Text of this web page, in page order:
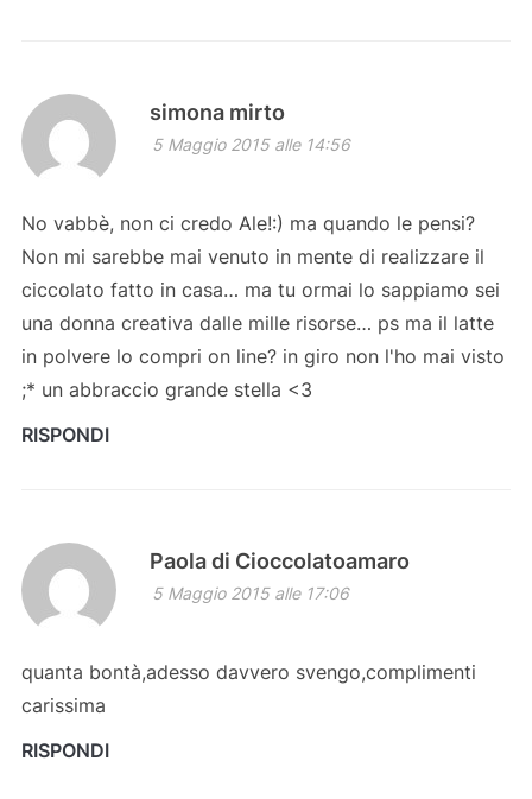
simona mirto
5 Maggio 2015 alle 14:56
No vabbè, non ci credo Ale!:) ma quando le pensi?
Non mi sarebbe mai venuto in mente di realizzare il
ciccolato fatto in casa… ma tu ormai lo sappiamo sei
una donna creativa dalle mille risorse… ps ma il latte
in polvere lo compri on line? in giro non l'ho mai visto
;* un abbraccio grande stella <3
RISPONDI
Paola di Cioccolatoamaro
5 Maggio 2015 alle 17:06
quanta bontà,adesso davvero svengo,complimenti
carissima
RISPONDI